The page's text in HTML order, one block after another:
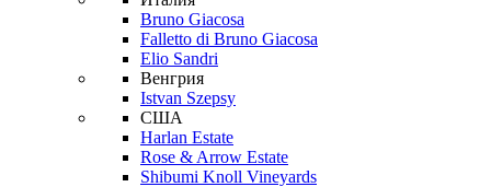
Bruno Giacosa
Falletto di Bruno Giacosa
Elio Sandri
Венгрия
Istvan Szepsy
США
Harlan Estate
Rose & Arrow Estate
Shibumi Knoll Vineyards